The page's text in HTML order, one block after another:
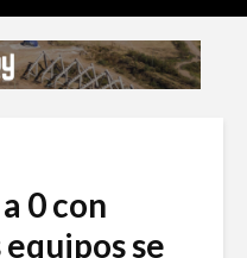
0 con
se